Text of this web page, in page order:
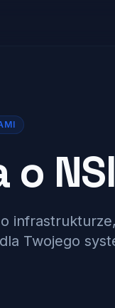
Twojego